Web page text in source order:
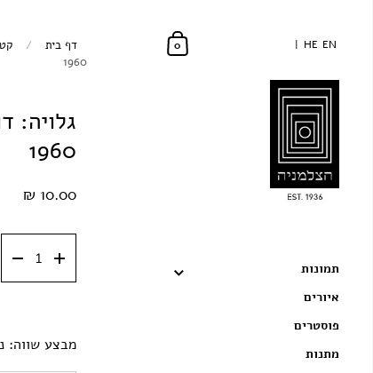
HE EN
HE EN
תמונות
איורים
פוסטרים
מתנות
0 דף בית /
1960
גלויה:
1960
10.00 ₪
מבצע שווה: